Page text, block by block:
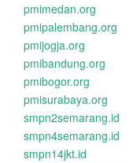
pmimedan.org
pmipalembang.org
pmijogja.org
pmibandung.org
pmibogor.org
pmisurabaya.org
smpn2semarang.id
smpn4semarang.id
smpn14jkt.id